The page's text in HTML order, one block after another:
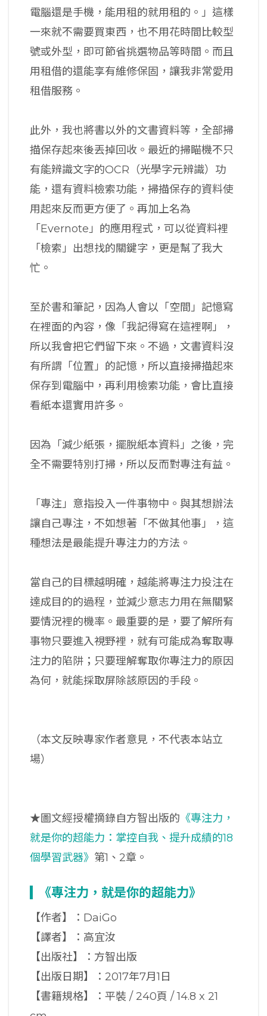
電腦還是手機，能用租的就用租的。」這樣
一來就不需要買東西，也不用花時間比較型
號或外型，即可節省挑選物品等時間。而且
用租借的還能享有維修保固，讓我非常愛用
租借服務。
此外，我也將書以外的文書資料等，全部掃
描保存起來後丟掉回收。最近的掃瞄機不只
有能辨識文字的OCR（光學字元辨識）功
能，還有資料檢索功能，掃描保存的資料使
用起來反而更方便了。再加上名為
「Evernote」的應用程式，可以從資料裡
「檢索」出想找的關鍵字，更是幫了我大
忙。
至於書和筆記，因為人會以「空間」記憶寫
在裡面的內容，像「我記得寫在這裡啊」，
所以我會把它們留下來。不過，文書資料沒
有所謂「位置」的記憶，所以直接掃描起來
保存到電腦中，再利用檢索功能，會比直接
看紙本還實用許多。
因為「減少紙張，擺脫紙本資料」之後，完
全不需要特別打掃，所以反而對專注有益。
「專注」意指投入一件事物中。與其想辦法
讓自己專注，不如想著「不做其他事」，這
種想法是最能提升專注力的方法。
當自己的目標越明確，越能將專注力投注在
達成目的的過程，並減少意志力用在無關緊
要情況裡的機率。最重要的是，要了解所有
事物只要進入視野裡，就有可能成為奪取專
注力的陷阱；只要理解奪取你專注力的原因
為何，就能採取屏除該原因的手段。
（本文反映專家作者意見，不代表本站立
場）
★圖文經授權摘錄自方智出版的 《專注力，
就是你的超能力：掌控自我、提升成績的18
個學習武器》 第1、2章。
《專注力，就是你的超能力》
【作者】：DaiGo
【譯者】：高宜汝
【出版社】：方智出版
【出版日期】：2017年7月1日
【書籍規格】：平裝 / 240頁 / 14.8 x 21